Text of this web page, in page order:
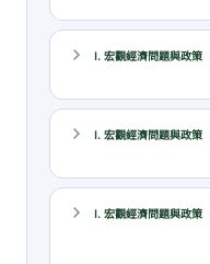
I. 宏觀經濟問題與政策
I. 宏觀經濟問題與政策
I. 宏觀經濟問題與政策